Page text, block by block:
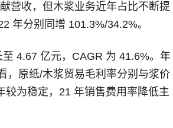
营收，但木浆业务近年占比不断提
年分别同增 101.3%/34.2%。
4.67 亿元，CAGR 为 41.6%。年
，原纸/木浆贸易毛利率分别与浆价
为稳定，21 年销售费用率降低主